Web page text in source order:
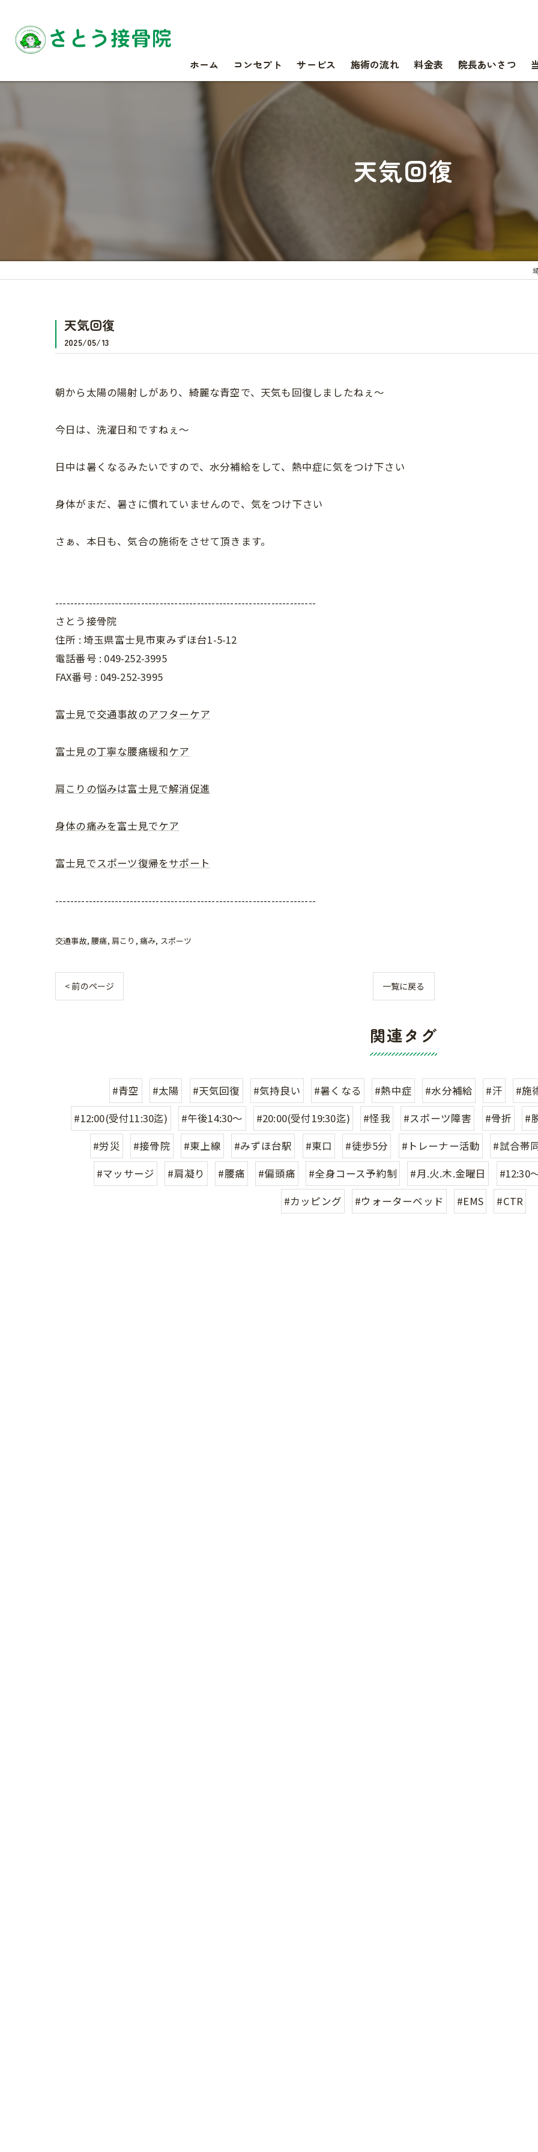
ホーム コンセプト サービス 施術の流れ 料金表 院長あいさつ
天気回復
天気回復
2025/05/13
朝から太陽の陽射しがあり、綺麗な青空で、天気も回復しましたねぇ〜
今日は、洗濯日和ですねぇ〜
日中は暑くなるみたいですので、水分補給をして、熱中症に気をつけ下さい
身体がまだ、暑さに慣れていませんので、気をつけ下さい
さぁ、本日も、気合の施術をさせて頂きます。
----------------------------------------------------------------------
さとう接骨院
住所 : 埼玉県富士見市東みずほ台1-5-12
電話番号 : 049-252-3995
FAX番号 : 049-252-3995
富士見で交通事故のアフターケア
富士見の丁寧な腰痛緩和ケア
肩こりの悩みは富士見で解消促進
身体の痛みを富士見でケア
富士見でスポーツ復帰をサポート
----------------------------------------------------------------------
交通事故 腰痛 肩こり 痛み スポーツ
< 前のページ 一覧に戻る
関連タグ
#青空 #太陽 #天気回復 #気持良い #暑くなる #熱中症 #水分補給 #汗 #施
#12:00(受付11:30迄)
#午後14:30〜 #20:00(受付19:30迄) #怪我 #スポーツ障害 #骨折 #
#労災
#接骨院 #東上線 #みずほ台駅 #東口 #徒歩5分 #トレーナー活動 #試合帯
#マッサージ
#肩凝り #腰痛 #偏頭痛 #全身コース予約制 #月.火.木.金曜日 #12:30
#カッピング
#ウォーターベッド #EMS #CTR